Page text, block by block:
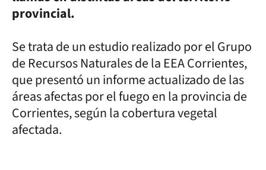
provincial.
Se trata de un estudio realizado por el Grupo
de Recursos Naturales de la EEA Corrientes,
que presentó un informe actualizado de las
áreas afectas por el fuego en la provincia de
Corrientes, según la cobertura vegetal
afectada.